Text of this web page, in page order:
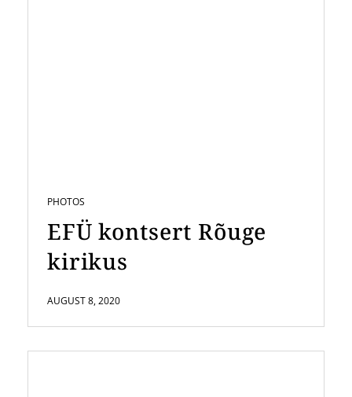
PHOTOS
EFÜ kontsert Rõuge
kirikus
AUGUST 8, 2020